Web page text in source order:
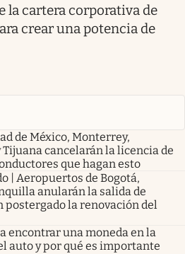
la cartera corporativa de
crear una potencia de
de México, Monterrey,
Tijuana cancelarán la licencia de
que hagan esto
| Aeropuertos de Bogotá,
anularán la salida de
postergado la renovación del
encontrar una moneda en la
auto y por qué es importante